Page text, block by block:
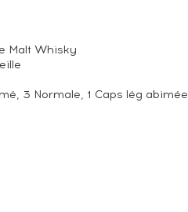
Malt Whisky
3 Normale, 1 Caps lég abimée